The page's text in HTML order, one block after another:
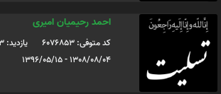
احمد رحیمیان امیری
کد متوفی: 6076853
یازدید: 293
1308/08/04 - 1396/05/15